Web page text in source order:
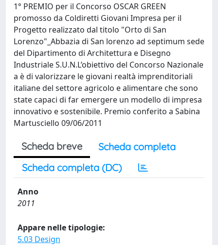
1° PREMIO per il Concorso OSCAR GREEN
promosso da Coldiretti Giovani Impresa per il
Progetto realizzato dal titolo "Orto di San
Lorenzo"_Abbazia di San lorenzo ad septimum sede
del Dipartimento di Architettura e Disegno
Industriale S.U.N.L’obiettivo del Concorso Nazionale
a è di valorizzare le giovani realtà imprenditoriali
italiane del settore agricolo e alimentare che sono
state capaci di far emergere un modello di impresa
innovativo e sostenibile. Premio conferito a Sabina
Martusciello 09/06/2011
Scheda breve
Scheda completa
Scheda completa (DC)
Anno
2011
Appare nelle tipologie:
5.03 Design